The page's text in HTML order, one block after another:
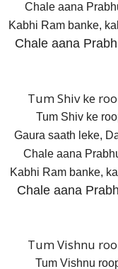
Chale aana
Kabhi Ram banke,
Chale aana
Tum Shiv ke
Tum Shiv ke
Gaura saath leke,
Chale aana
Kabhi Ram banke,
Chale aana
Tum Vishnu
Tum Vishnu